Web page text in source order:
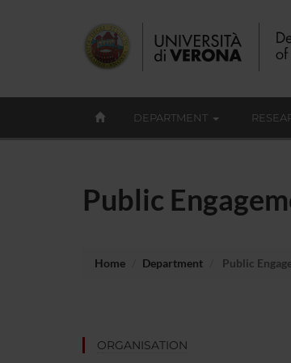
DEPARTMENT
Public
Home Department Public
ORGANISATION